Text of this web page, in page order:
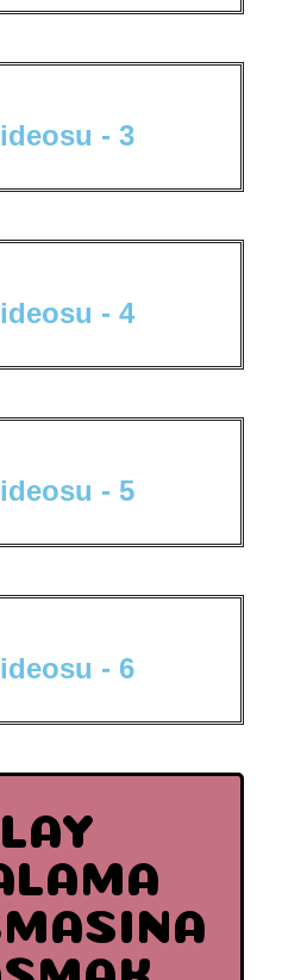
ideosu - 3
ideosu - 4
ideosu - 5
ideosu - 6